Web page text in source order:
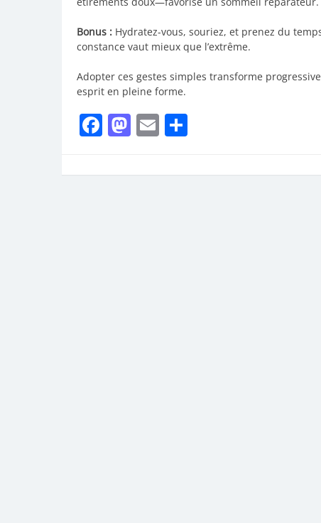
Bonus : Hydratez-vous, souriez, et prenez du
constance vaut mieux que l’extrême.
Adopter ces gestes simples transforme
esprit en pleine forme.
Facebook
Mastodon
Email